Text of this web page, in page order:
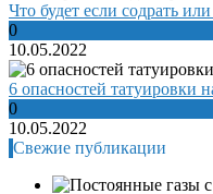
Что будет если содрать
0
10.05.2022
6 опасностей татуировки
0
10.05.2022
Свежие публикации